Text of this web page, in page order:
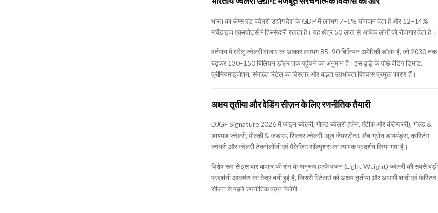
भारत का जेम्स एंड ज्वेलरी उद्योग देश के GDP में लगभग 7–8% योगदान देता है और 12–14%
मर्चेंडाइज एक्सपोर्ट्स में हिस्सेदारी रखता है। यह क्षेत्र 50 लाख से अधिक लोगों को रोजगार देता है।
वर्तमान में घरेलू ज्वेलरी बाजार का आकार लगभग 85–90 बिलियन अमेरिकी डॉलर है, जो 2030 तक
बढ़कर 130–150 बिलियन डॉलर तक पहुंचने का अनुमान है। इस वृद्धि के पीछे वेडिंग डिमांड,
प्रीमियमाइजेशन, संगठित रिटेल का विस्तार और बढ़ता उपभोक्ता विश्वास प्रमुख कारण हैं।
अक्षय तृतीया और वेडिंग सीज़न के लिए रणनीतिक तैयारी
DJGF Signature 2026 में फाइन ज्वेलरी, गोल्ड ज्वेलरी (प्लेन, एंटीक और कंटेम्पररी), गोल्ड &
डायमंड ज्वेलरी, पोल्की & जड़ाऊ, सिल्वर ज्वेलरी, लूज जेमस्टोन्स, लैब-ग्रोन डायमंड्स, कास्टिंग
ज्वेलरी और ज्वेलरी टेक्नोलॉजी एवं पैकेजिंग सॉल्यूशंस का व्यापक प्रदर्शन किया गया है।
विशेष रूप से इस बार बाजार की मांग के अनुरूप हल्के वजन (Light Weight) ज्वेलरी की सबसे बड़ी
प्रदर्शनी आकर्षण का केंद्र बनी हुई है, जिससे रिटेलर्स को अक्षय तृतीया और आगामी शादी एवं फेस्टिव
सीज़न से पहले रणनीतिक बढ़त मिलेगी।